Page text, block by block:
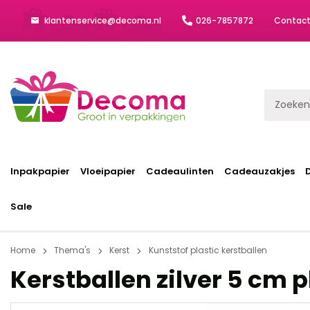
klantenservice@decoma.nl 026-7857872 Contact
Inpakpapier Vloeipapier Cadeaulinten Cadeauzakjes
Sale
Home Thema's Kerst Kunststof plastic kerstballen
Kerstballen zilver 5 cm